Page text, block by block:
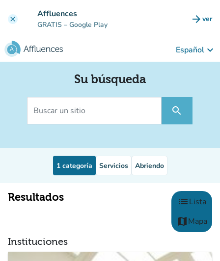
clear Affluences
GRATIS – Google Play arrow_forward ver
Español keyboard_arrow_down
Su búsqueda
search
1 categoría Servicios Abriendo
Resultados Eliga un
listLista
map Mapa
Instituciones